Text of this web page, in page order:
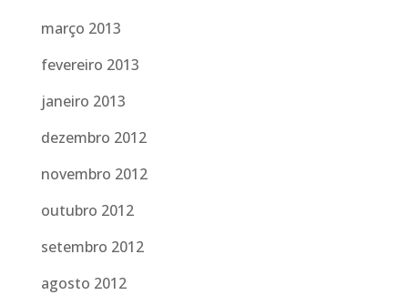
março 2013
fevereiro 2013
janeiro 2013
dezembro 2012
novembro 2012
outubro 2012
setembro 2012
agosto 2012